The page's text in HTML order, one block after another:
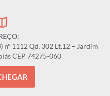
nº 1112 Qd. 302 Lt.12 – Jardim
CEP 74275-060